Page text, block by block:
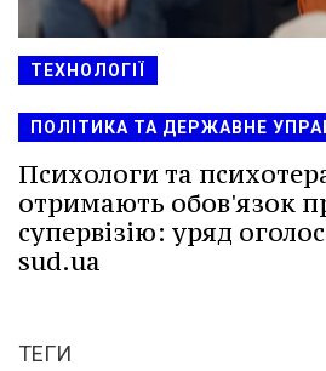
ТЕХНОЛОГІЇ
ПОЛІТИКА ТА ДЕРЖАВНЕ
Психологи та
отримають обов'язок
супервізію: уряд
sud.ua
ТЕГИ